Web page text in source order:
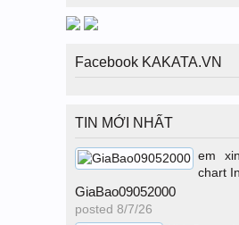
Facebook KAKATA.VN
TIN MỚI NHẤT
em
chart
GiaBao09052000
posted 8/7/26